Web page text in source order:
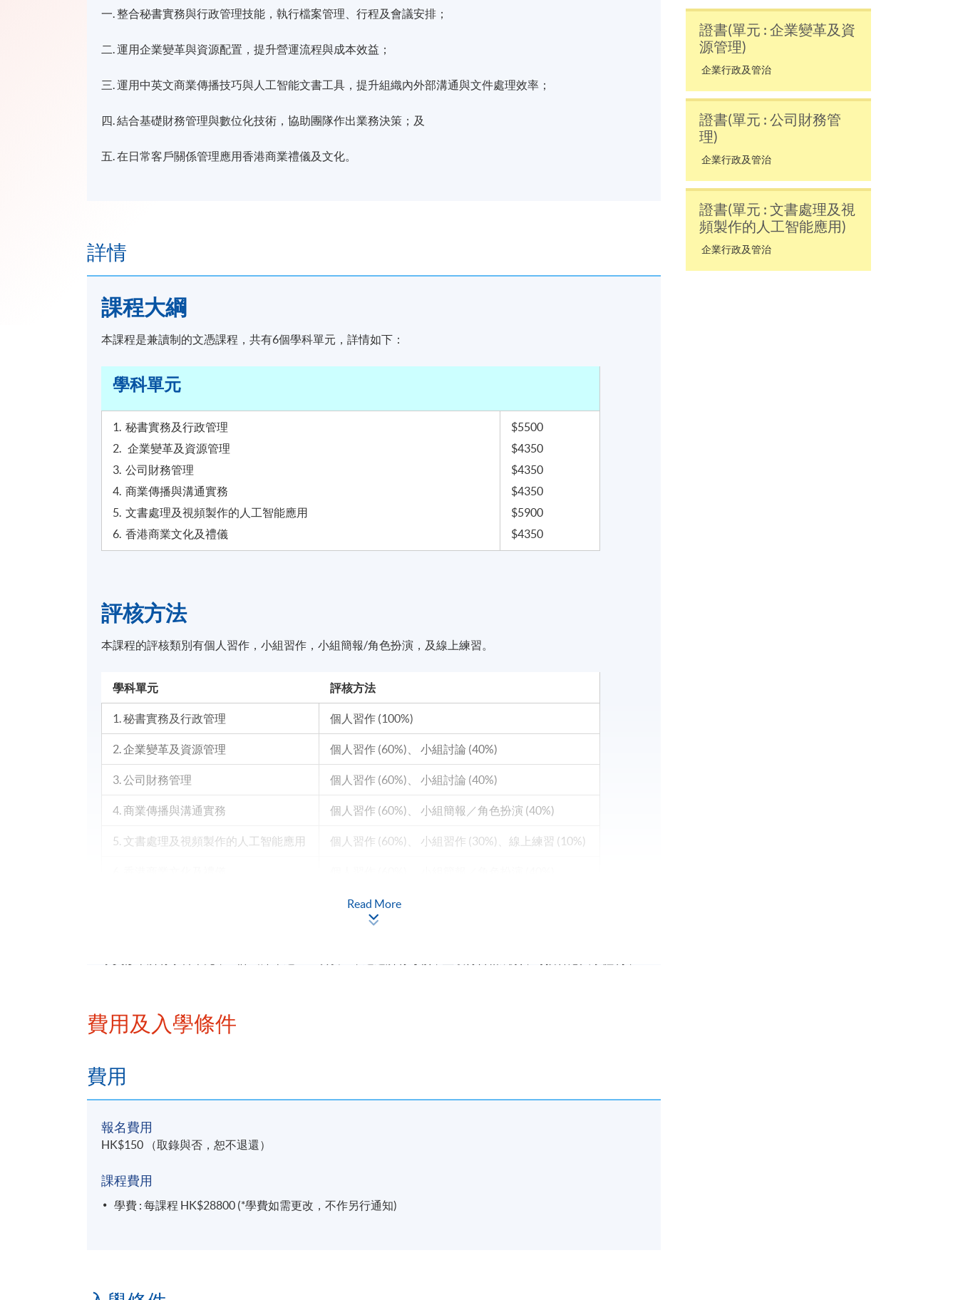
一. 整合秘書實務與行政管理技能，執行檔案管理、行程及會議安排；
二. 運用企業變革與資源配置，提升營運流程與成本效益；
三. 運用中英文商業傳播技巧與人工智能文書工具，提升組織內外部溝通與文件處理效率；
四. 結合基礎財務管理與數位化技術，協助團隊作出業務決策；及
五. 在日常客戶關係管理應用香港商業禮儀及文化。
詳情
課程​大綱
本課程是兼讀制的文憑課程，共有6個學科單元，詳情如下：
學科單元
1. 秘書實務及行政管理
2. 企業變革及資源管理
3. 公司財務管理
4. 商業傳播與溝通實務
5. 文書處理及視頻製作的人工智能應用
6. 香港商業文化及禮儀
$5500
$4350
$4350
$4350
$5900
$4350
評核方法
本課程的評核類別有個人習作，小組習作，小組簡報/角色扮演，及線上練習。
學科單元 評核方法
1. 秘書實務及行政管理 個人習作 (100%)
2. 企業變革及資源管理 個人習作 (60%)、 小組討論 (40%)
3. 公司財務管理 個人習作 (60%)、 小組討論 (40%)
4. 商業傳播與溝通實務 個人習作 (60%)、 小組簡報／角色扮演 (40%)
5. 文書處理及視頻製作的人工智能應用 個人習作 (60%)、 小組習作 (30%)、線上練習 (10%)
學期 學科單元
Read More
費用及入學條件
費用
報名費用
HK$150 （取錄與否，恕不退還）
課程費用
學費 : 每課程 HK$28800 (*學費如需更改，不作另行通知)
證書(單元 : 企業變革及資
源管理)
企業行政及管治
證書(單元 : 公司財務管
理)
企業行政及管治
證書(單元 : 文書處理及視
頻製作的人工智能應用)
企業行政及管治